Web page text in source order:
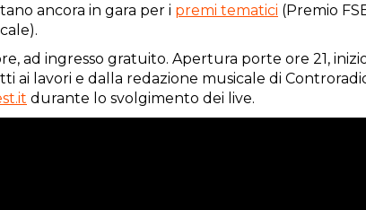
ancora in gara per i premi tematici (Premio
ad ingresso gratuito. Apertura porte ore 21,
ai lavori e dalla redazione musicale di
durante lo svolgimento dei live.